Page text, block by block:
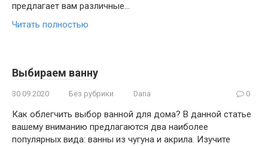
предлагает вам различные…
Читать полностью
Выбираем ванну
30.09.2020 Без рубрики Daria 0
Как облегчить выбор ванной для дома? В данной статье
вашему вниманию предлагаются два наиболее
популярных вида: ванны из чугуна и акрила. Изучите